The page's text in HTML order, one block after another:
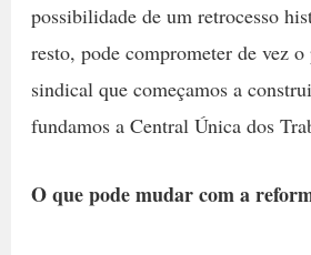
possibilidade de um retrocesso
resto, pode comprometer de vez
sindical que começamos a
fundamos a Central Única dos
O que pode mudar com a